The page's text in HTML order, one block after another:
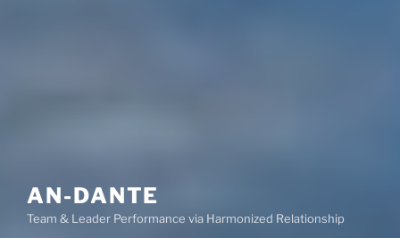
AN-DANTE
Team & Leader Performance via Harmonized Relationship